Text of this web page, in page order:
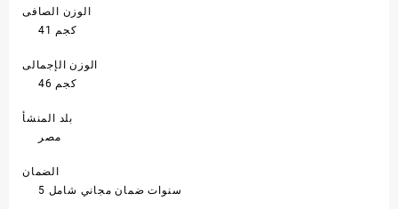
الوزن الصافى
41 كجم
الوزن الإجمالى
46 كجم
بلد المنشأ
مصر
الضمان
5 سنوات ضمان مجاني شامل